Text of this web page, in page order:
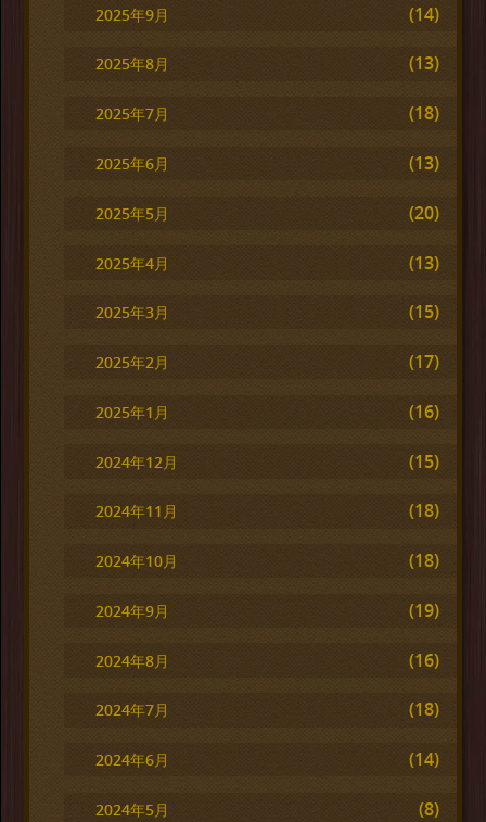
2025年9月 (14)
2025年8月 (13)
2025年7月 (18)
2025年6月 (13)
2025年5月 (20)
2025年4月 (13)
2025年3月 (15)
2025年2月 (17)
2025年1月 (16)
2024年12月 (15)
2024年11月 (18)
2024年10月 (18)
2024年9月 (19)
2024年8月 (16)
2024年7月 (18)
2024年6月 (14)
2024年5月 (8)